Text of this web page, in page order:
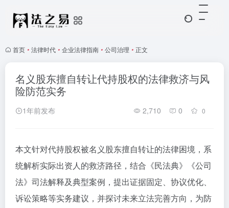
首页 • 法律时代 • 企业法律指南 • 公司治理 • 正文
名义股东擅自转让代持股权的法律救济与风
险防范实务
1年前发布 2,710 0 0
本文针对代持股权被名义股东擅自转让的法律困境，系
统解析实际出资人的救济路径，结合《民法典》《公司
法》司法解释及典型案例，提出证据固定、协议优化、
诉讼策略等实务建议，并探讨未来立法完善方向，为防